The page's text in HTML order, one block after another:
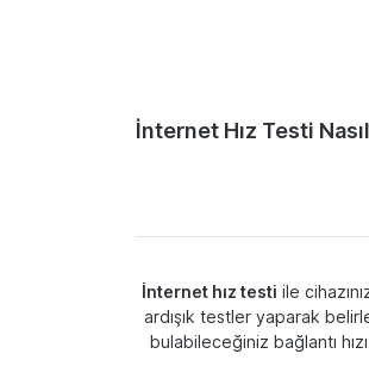
İnternet Hız Testi Nasıl
İnternet hız testi ile
ardışık testler yaparak
bulabileceğiniz bağlantı